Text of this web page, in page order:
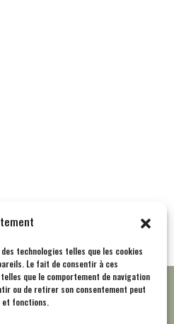
technologies telles que les cookies
Le fait de consentir à ces
que le comportement de navigation
ou de retirer son consentement peut
fonctions.